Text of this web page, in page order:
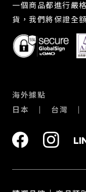
一個商品都進行嚴
貨，我們將保證全
海外據點
日本
台灣